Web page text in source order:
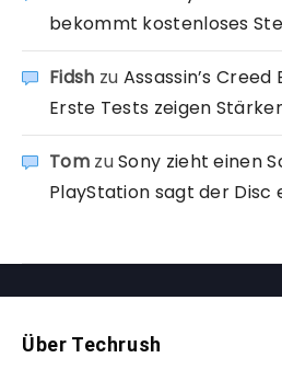
bekommt kostenloses
Fidsh zu Assassin’s
Erste Tests zeigen
TomzuSony zieht einen
PlayStation sagt der Disc
Über Techrush